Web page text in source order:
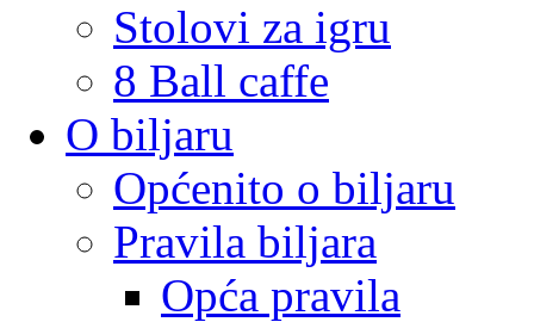
Stolovi za igru
8 Ball caffe
O biljaru
Općenito o biljaru
Pravila biljara
Opća pravila